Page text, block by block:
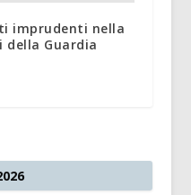
imprudenti nella
della Guardia